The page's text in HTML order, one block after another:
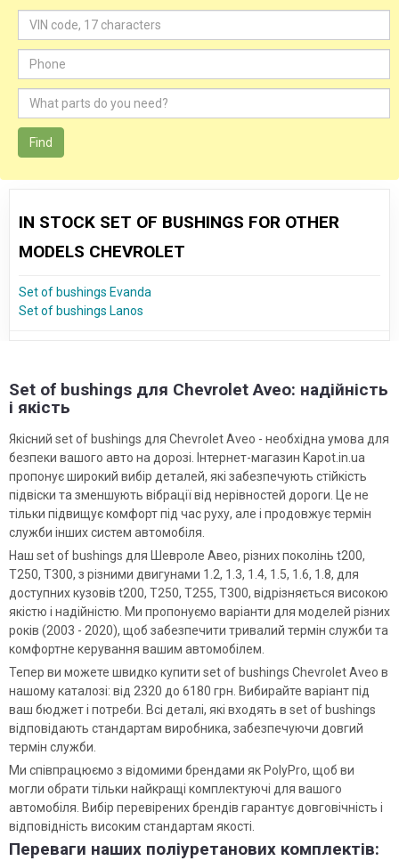
Find
IN STOCK SET OF BUSHINGS FOR OTHER
MODELS CHEVROLET
Set of bushings Evanda
Set of bushings Lanos
Set of bushings для Chevrolet Aveo: надійність
і якість
Якісний set of bushings для Chevrolet Aveo - необхідна умова для
безпеки вашого авто на дорозі. Інтернет-магазин Kapot.in.ua
пропонує широкий вибір деталей, які забезпечують стійкість
підвіски та зменшують вібрації від нерівностей дороги. Це не
тільки підвищує комфорт під час руху, але і продовжує термін
служби інших систем автомобіля.
Наш set of bushings для Шевроле Авео, різних поколінь t200,
T250, T300, з різними двигунами 1.2, 1.3, 1.4, 1.5, 1.6, 1.8, для
доступних кузовів t200, T250, T255, T300, відрізняється високою
якістю і надійністю. Ми пропонуємо варіанти для моделей різних
років (2003 - 2020), щоб забезпечити тривалий термін служби та
комфортне керування вашим автомобілем.
Тепер ви можете швидко купити set of bushings Chevrolet Aveo в
нашому каталозі: від 2320 до 6180 грн. Вибирайте варіант під
ваш бюджет і потреби. Всі деталі, які входять в set of bushings
відповідають стандартам виробника, забезпечуючи довгий
термін служби.
Ми співпрацюємо з відомими брендами як PolyPro, щоб ви
могли обрати тільки найкращі комплектуючі для вашого
автомобіля. Вибір перевірених брендів гарантує довговічність і
відповідність високим стандартам якості.
Переваги наших поліуретанових комплектів: